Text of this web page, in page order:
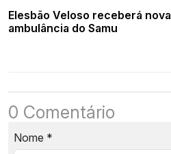
Elesbão Veloso receberá nova
ambulância do Samu
0 Comentário
Nome *